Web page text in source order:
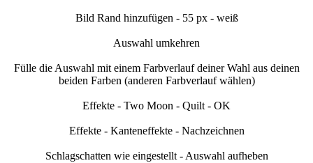
Bild Rand hinzufügen - 55 px - weiß
Auswahl umkehren
Fülle die Auswahl mit einem Farbverlauf deiner Wahl aus deinen
beiden Farben (anderen Farbverlauf wählen)
Effekte - Two Moon - Quilt - OK
Effekte - Kanteneffekte - Nachzeichnen
Schlagschatten wie eingestellt - Auswahl aufheben